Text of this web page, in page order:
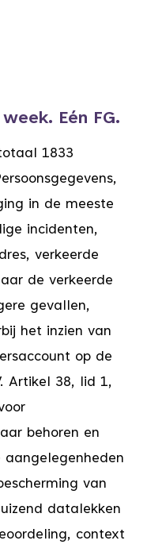
Eén FG.
1833
in de meeste
incidenten,
verkeerde
de verkeerde
gevallen,
het inzien van
op de
Artikel 38, lid 1,
behoren en
van
datalekken
context